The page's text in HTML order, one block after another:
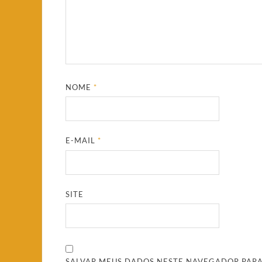
NOME*
E-MAIL*
SITE